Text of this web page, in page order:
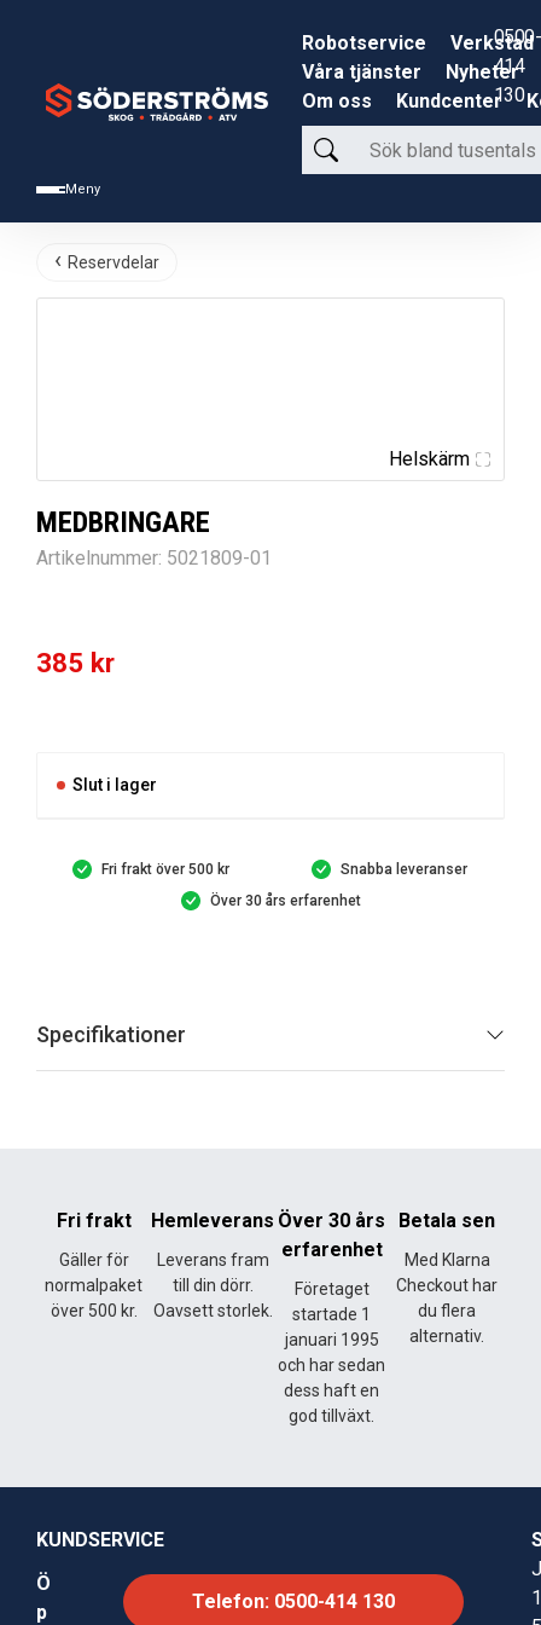
Meny
Robotservice
Verkstad
Våra tjänster
Nyheter
Om oss
Kundcenter
Sök
bland
produkter
0500-
414
130
Reservdelar
Helskärm
MEDBRINGARE
Artikelnummer: 5021809-01
385 kr
Slut i lager
Fri frakt över 500 kr
Snabba leveranser
Över 30 års erfarenhet
Specifikationer
Fri frakt
Gäller för
normalpaket
över 500 kr.
Hemleverans
Leverans fram
till din dörr.
Oavsett storlek.
Över 30 års
erfarenhet
Företaget
startade 1
januari 1995
och har sedan
dess haft en
god tillväxt.
Betala sen
Med Klarna
Checkout har
du flera
alternativ.
KUNDSERVICE
Ö
p
Telefon: 0500-414 130